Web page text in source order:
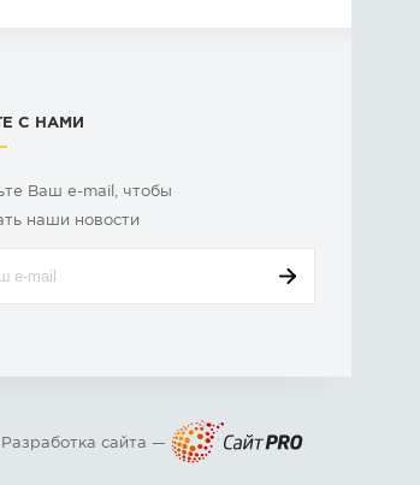
С НАМИ
Ваш e-mail, чтобы
наши новости
Разработка сайта —